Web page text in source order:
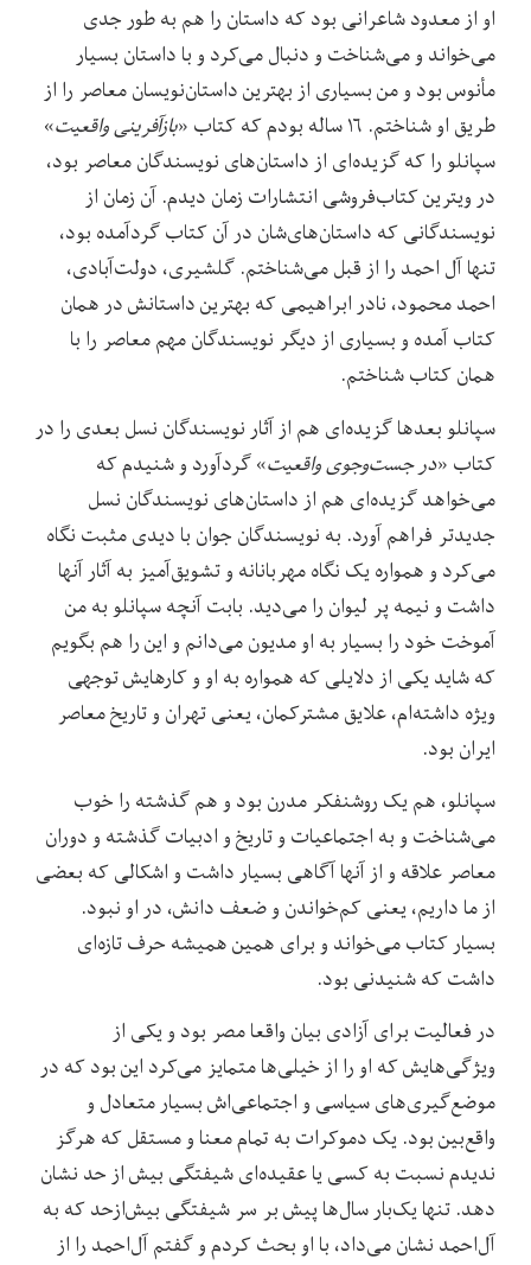
او از معدود شاعرانی بود که داستان را هم به طور جدی
می‌خواند و می‌شناخت و دنبال می‌کرد و با داستان بسیار
مأنوس بود و من بسیاری از بهترین داستان‌نویسان معاصر را از
طریق او شناختم. ۱۶ ساله بودم که کتاب «
بازآفرینی واقعیت»
سپانلو را که گزیده‌ای از داستان‌های نویسندگان معاصر بود،
در ویترین کتاب‌فروشی انتشارات زمان دیدم. آن زمان از
نویسندگانی که داستان‌های‌شان در آن کتاب گردآمده بود،
تنها آل احمد را از قبل می‌شناختم. گلشیری، دولت‌آبادی،
احمد محمود، نادر ابراهیمی که بهترین داستانش در همان
کتاب آمده و بسیاری از دیگر نویسندگان مهم معاصر را با
همان کتاب شناختم.
سپانلو بعدها گزیده‌ای هم از آثار نویسندگان نسل بعدی را در
کتاب «در جست‌وجوی واقعیت» گردآورد و شنیدم که
می‌خواهد گزیده‌ای هم از داستان‌های نویسندگان نسل
جدیدتر فراهم آورد. به نویسندگان جوان با دیدی مثبت نگاه
می‌کرد و همواره یک نگاه مهربانانه و تشویق‌آمیز به آثار آنها
داشت و نیمه پر لیوان را می‌دید. بابت آنچه سپانلو به من
آموخت خود را بسیار به او مدیون می‌دانم و این را هم بگویم
که شاید یکی از دلایلی که همواره به او و کارهایش توجهی
ویژه داشته‌ام، علایق مشترکمان، یعنی تهران و تاریخ معاصر
ایران بود.
سپانلو، هم یک روشنفکر مدرن بود و هم گذشته را خوب
می‌شناخت و به اجتماعیات و تاریخ و ادبیات گذشته و دوران
معاصر علاقه و از آنها آگاهی بسیار داشت و اشکالی که بعضی
از ما داریم، یعنی کم‌خواندن و ضعف دانش، در او نبود.
بسیار کتاب می‌خواند و برای همین همیشه حرف تازه‌ای
داشت که شنیدنی بود.
در فعالیت برای آزادی بیان واقعا مصر بود و یکی از
ویژگی‌هایش که او را از خیلی‌ها متمایز می‌کرد این بود که در
موضع‌گیری‌های سیاسی و اجتماعی‌اش بسیار متعادل و
واقع‌بین بود. یک دموکرات به تمام معنا و مستقل که هرگز
ندیدم نسبت به کسی یا عقیده‌ای شیفتگی بیش از حد نشان
دهد. تنها یک‌بار سال‌ها پیش بر سر شیفتگی بیش‌ازحد که به
آل‌احمد نشان می‌داد، با او بحث کردم و گفتم آل‌احمد را از